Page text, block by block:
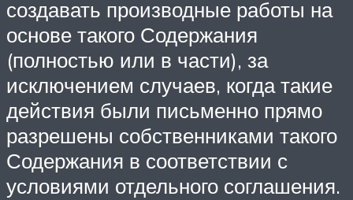
создавать производные работы на
основе такого Содержания
(полностью или в части), за
исключением случаев, когда такие
действия были письменно прямо
разрешены собственниками такого
Содержания в соответствии с
условиями отдельного соглашения.